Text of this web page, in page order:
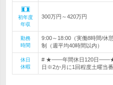
初年度
年収
300万円～420万円
勤務
時間
9:00～18:00（実働8時間/休
制（週平均40時間以内）
休日
休暇
# ★――年間休日120日
日※2か月に1回程度土曜当